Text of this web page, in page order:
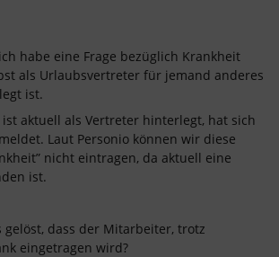
habe eine Frage bezüglich Krankheit
als Urlaubsvertreter für jemand anderes
ist.
aktuell als Vertreter hinterlegt, hat sich
Laut Personio können wir diese
nicht eintragen, da aktuell eine
ist.
gelöst, dass der Mitarbeiter, trotz
eingetragen wird?